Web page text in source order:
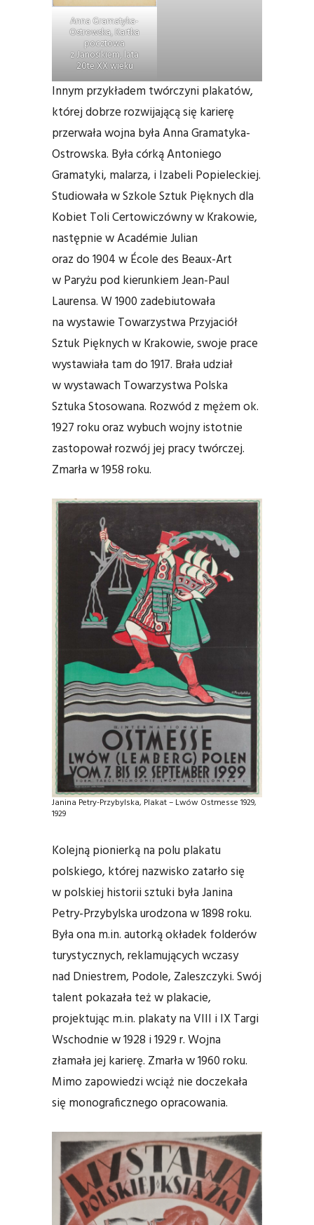
Anna Gramatyka-
Ostrowska, Kartka
pocztowa
z Janosikiem, lata
20te XX wieku
Innym przykładem twórczyni plakatów,
której dobrze rozwijającą się karierę
przerwała wojna była Anna Gramatyka-
Ostrowska. Była córką Antoniego
Gramatyki, malarza, i Izabeli Popieleckiej.
Studiowała w Szkole Sztuk Pięknych dla
Kobiet Toli Certowiczówny w Krakowie,
następnie w Académie Julian
oraz do 1904 w École des Beaux-Art
w Paryżu pod kierunkiem Jean-Paul
Laurensa. W 1900 zadebiutowała
na wystawie Towarzystwa Przyjaciół
Sztuk Pięknych w Krakowie, swoje prace
wystawiała tam do 1917. Brała udział
w wystawach Towarzystwa Polska
Sztuka Stosowana. Rozwód z mężem ok.
1927 roku oraz wybuch wojny istotnie
zastopował rozwój jej pracy twórczej.
Zmarła w 1958 roku.
Janina Petry-Przybylska, Plakat – Lwów Ostmesse 1929,
1929
Kolejną pionierką na polu plakatu
polskiego, której nazwisko zatarło się
w polskiej historii sztuki była Janina
Petry-Przybylska urodzona w 1898 roku.
Była ona m.in. autorką okładek folderów
turystycznych, reklamujących wczasy
nad Dniestrem, Podole, Zaleszczyki. Swój
talent pokazała też w plakacie,
projektując m.in. plakaty na VIII i IX Targi
Wschodnie w 1928 i 1929 r. Wojna
złamała jej karierę. Zmarła w 1960 roku.
Mimo zapowiedzi wciąż nie doczekała
się monograficznego opracowania.